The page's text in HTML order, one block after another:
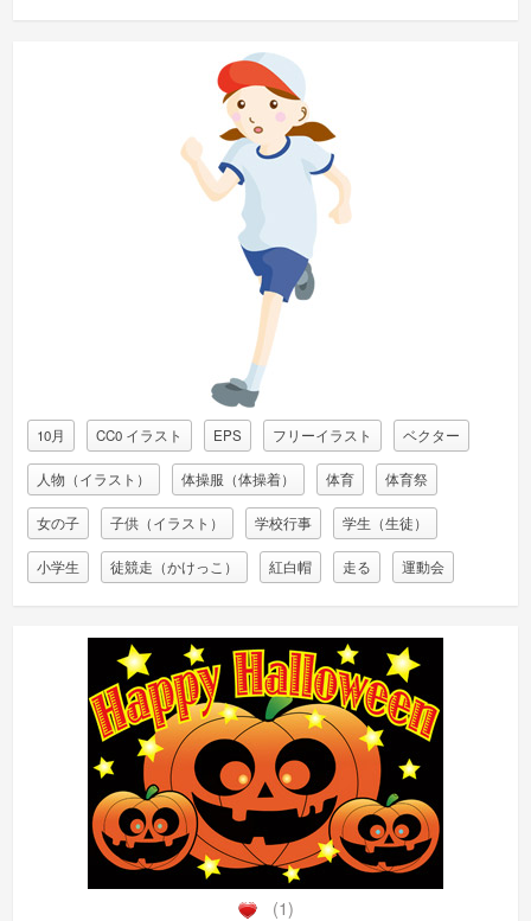
10月 CC0 イラスト EPS フリーイラスト ベクター
人物（イラスト） 体操服（体操着） 体育 体育祭
女の子 子供（イラスト） 学校行事 学生（生徒）
小学生 徒競走（かけっこ） 紅白帽 走る 運動会
(1)